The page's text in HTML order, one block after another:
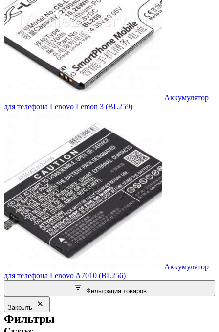
Аккумулятор
для телефона Lenovo Lemon 3 (BL259)
Аккумулятор
для телефона Lenovo A7010 (BL256)
Фильтрация товаров
Закрыть
Фильтры